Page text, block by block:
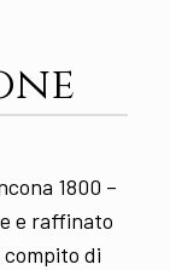
1800 –
e raffinato
di